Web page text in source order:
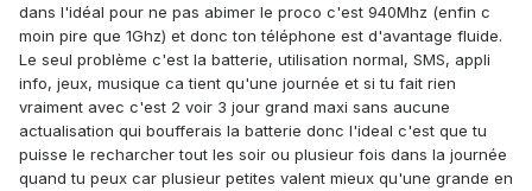
dans l'idéal pour ne pas abimer le proco c'est 940Mhz (enfin c
moin pire que 1Ghz) et donc ton téléphone est d'avantage fluide.
Le seul problème c'est la batterie, utilisation normal, SMS, appli
info, jeux, musique ca tient qu'une journée et si tu fait rien
vraiment avec c'est 2 voir 3 jour grand maxi sans aucune
actualisation qui boufferais la batterie donc l'ideal c'est que tu
puisse le recharcher tout les soir ou plusieur fois dans la journée
quand tu peux car plusieur petites valent mieux qu'une grande en